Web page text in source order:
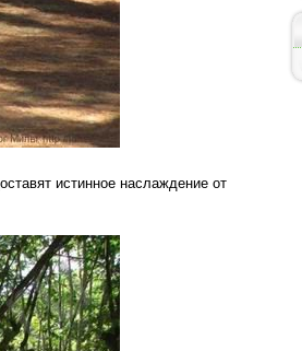
истинное наслаждение от